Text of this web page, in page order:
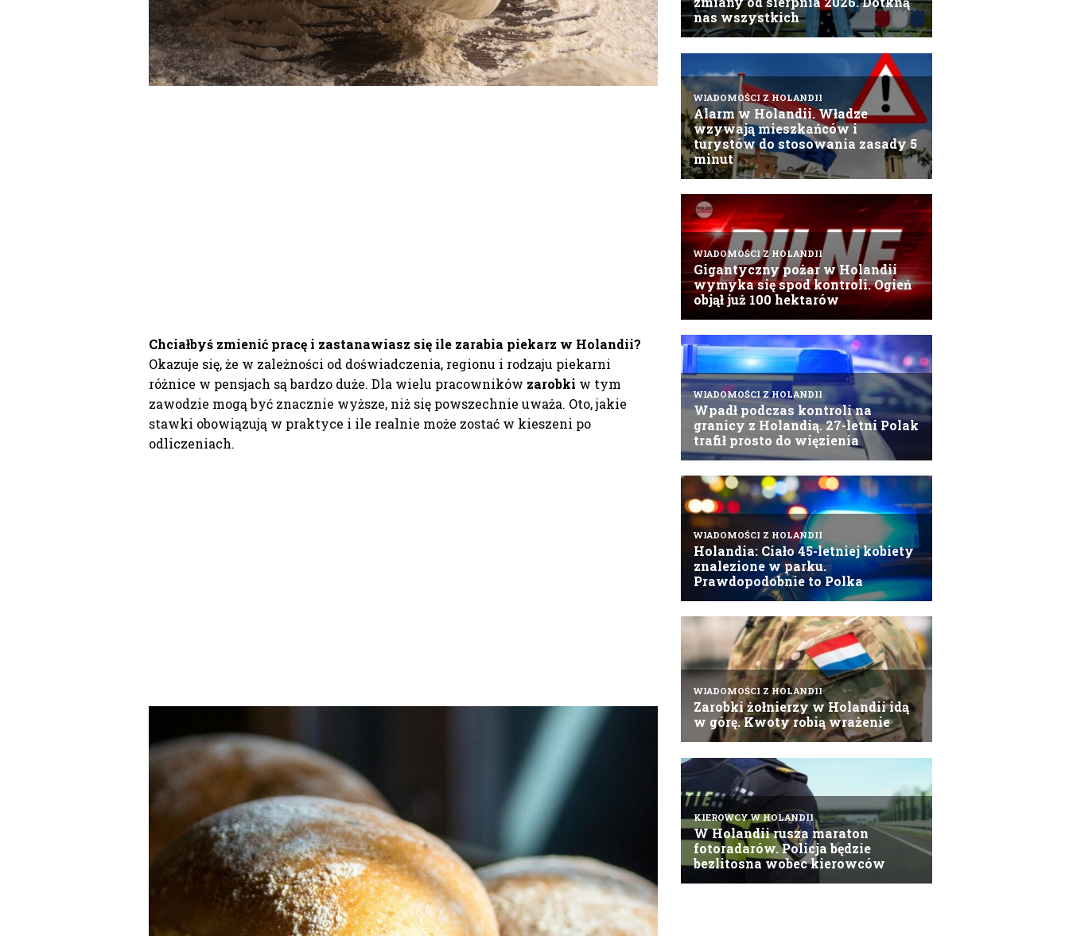
Chciałbyś zmienić pracę i zastanawiasz się ile zarabia piekarz w Holandii?
Okazuje się, że w zależności od doświadczenia, regionu i rodzaju piekarni
różnice w pensjach są bardzo duże. Dla wielu pracowników zarobki w tym
zawodzie mogą być znacznie wyższe, niż się powszechnie uważa. Oto, jakie
stawki obowiązują w praktyce i ile realnie może zostać w kieszeni po
odliczeniach.